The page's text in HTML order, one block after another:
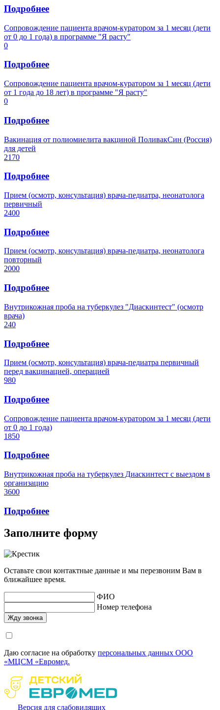
Подробнее
Сопровождение пациента врачом-куратором за 1 месяц (дети
от 0 до 1 года) в программе "Я расту"
0
Подробнее
Сопровождение пациента врачом-куратором за 1 месяц (дети
от 1 года до 18 лет) в программе "Я расту"
0
Подробнее
Вакинация от полиомиелита вакциной ПоливакСин (Россия)
для детей
2170
Подробнее
Прием (осмотр, консультация) врача-педиатра, неонатолога
первичный
2400
Подробнее
Прием (осмотр, консультация) врача-педиатра, неонатолога
повторный
2000
Подробнее
Внутрикожная проба на туберкулез "Диаскинтест" (осмотр
врача)
240
Подробнее
Прием (осмотр, консультация) врача-педиатра первичный
перед вакцинацией, операцией
980
Подробнее
Сопровождение пациента врачом-куратором за 1 месяц (дети
от 0 до 1 года)
1850
Подробнее
Внутрикожная проба на туберкулез Диаскинтест с выездом в
организацию
3600
Подробнее
Заполните форму
Оставьте свои контактные данные и мы перезвоним Вам в
ближайшее время.
ФИО
Номер телефона
Даю согласие на обработку персональных данных ООО
«МЦСМ «Евромед.
Версия для слабовидящих